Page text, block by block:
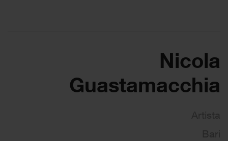
Nicola
Guastamacchia